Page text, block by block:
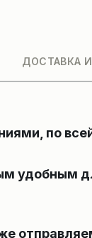
ДОСТАВКА
по
удобным